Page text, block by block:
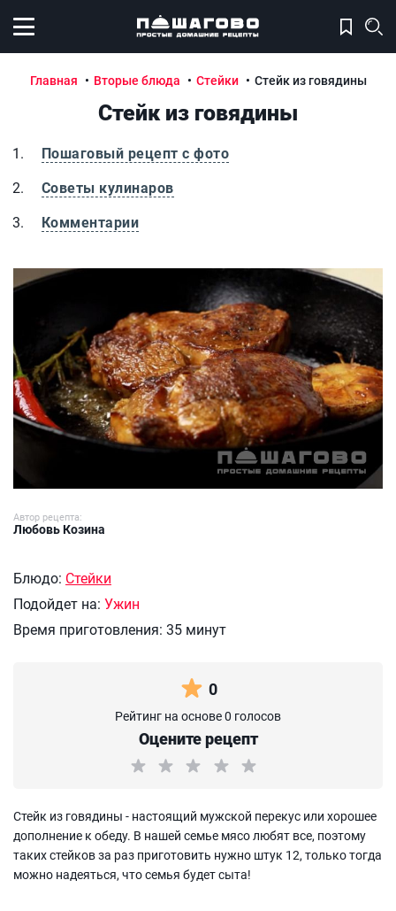
Открыть меню
Главная Вторые блюда Стейки Стейк из говядины
Стейк из говядины
Пошаговый рецепт с фото
Советы кулинаров
Комментарии
Стейк из говядины
Автор рецепта:
Любовь Козина
Блюдо: Стейки
Подойдет на: Ужин
Время приготовления: 35 минут
0
Рейтинг на основе 0 голосов
Оцените рецепт
Стейк из говядины - настоящий мужской перекус или хорошее
дополнение к обеду. В нашей семье мясо любят все, поэтому
таких стейков за раз приготовить нужно штук 12, только тогда
можно надеяться, что семья будет сыта!